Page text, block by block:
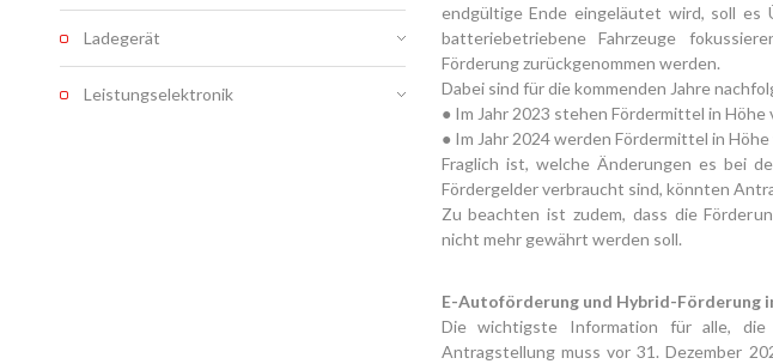
endgültige Ende eingeläutet wird, soll es
batteriebetriebene Fahrzeuge
Förderung zurückgenommen werden.
Dabei sind für die kommenden Jahre
● Im Jahr 2023 stehen Fördermittel in Höhe
● Im Jahr 2024 werden Fördermittel in
Fraglich ist, welche Änderungen es bei
Fördergelder verbraucht sind, könnten
Zu beachten ist zudem, dass die
nicht mehr gewährt werden soll.
E-Autoförderung und Hybrid-Förderung
Die wichtigste Information für alle,
Antragstellung muss vor 31. Dezember
Ladegerät
Leistungselektronik